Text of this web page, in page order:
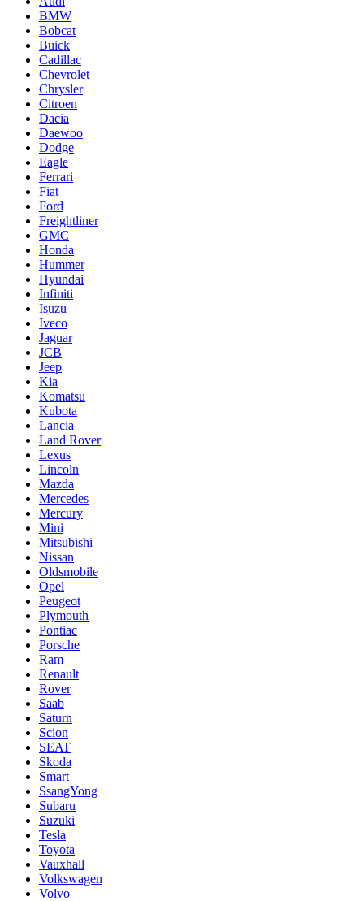
BMW
Bobcat
Buick
Cadillac
Chevrolet
Chrysler
Citroen
Dacia
Daewoo
Dodge
Eagle
Ferrari
Fiat
Ford
Freightliner
GMC
Honda
Hummer
Hyundai
Infiniti
Isuzu
Iveco
Jaguar
JCB
Jeep
Kia
Komatsu
Kubota
Lancia
Land Rover
Lexus
Lincoln
Mazda
Mercedes
Mercury
Mini
Mitsubishi
Nissan
Oldsmobile
Opel
Peugeot
Plymouth
Pontiac
Porsche
Ram
Renault
Rover
Saab
Saturn
Scion
SEAT
Skoda
Smart
SsangYong
Subaru
Suzuki
Tesla
Toyota
Vauxhall
Volkswagen
Volvo